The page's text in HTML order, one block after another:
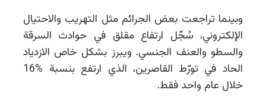
وبينما تراجعت بعض الجرائم مثل التهريب والاحتيال
الإلكتروني، سُجّل ارتفاع مقلق في حوادث السرقة
والسطو والعنف الجنسي. ويبرز بشكل خاص الازدياد
الحاد في تورّط القاصرين، الذي ارتفع بنسبة %
16
خلال عام واحد فقط.